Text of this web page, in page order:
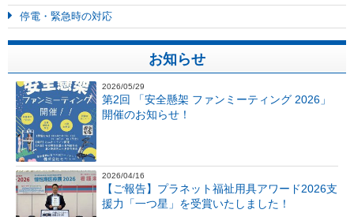
停電・緊急時の対応
お知らせ
2026/05/29
第2回 「安全懸架 ファンミーティング 2026」
開催のお知らせ！
2026/04/16
【ご報告】プラネット福祉用具アワード2026支
援力「一つ星」を受賞いたしました！